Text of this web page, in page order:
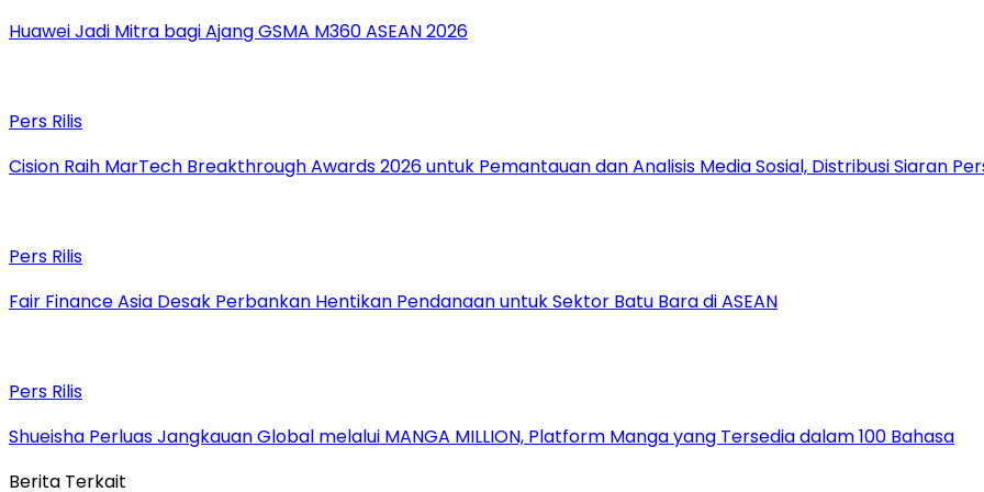
Huawei Jadi Mitra bagi Ajang GSMA M360 ASEAN 2026
Pers Rilis
Cision Raih MarTech Breakthrough Awards 2026 untuk Pemantauan dan Analisis Media Sosial, Distribusi Siaran
Pers Rilis
Fair Finance Asia Desak Perbankan Hentikan Pendanaan untuk Sektor Batu Bara di ASEAN
Pers Rilis
Shueisha Perluas Jangkauan Global melalui MANGA MILLION, Platform Manga yang Tersedia dalam 100 Bahasa
Berita Terkait